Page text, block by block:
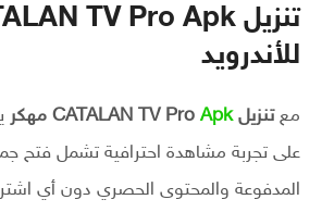
للأندرويد
معتنزيل CATALAN TV ProApk مهكر
على تجربة مشاهدة احترافية تشمل فتح